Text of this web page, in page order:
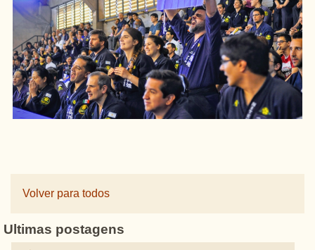
Volver para todos
Ultimas postagens